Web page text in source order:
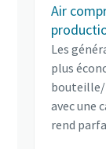
Air
Les
plus
bouteille/
avec une
rend